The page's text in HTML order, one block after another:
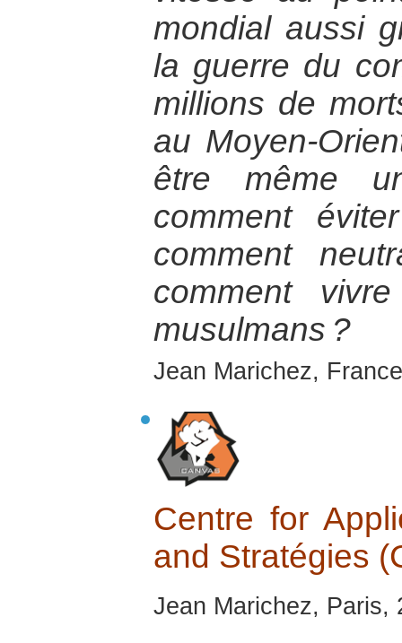
mondial aussi
la guerre du
millions de
au Moyen-
être même
comment
comment
comment
musulmans ?
Jean Marichez,
Centre for
and Stratégies
Jean Marichez, Paris,